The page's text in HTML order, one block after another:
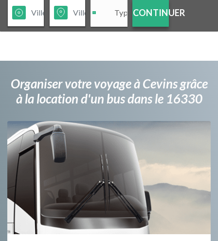
CONTINUER
Organiser votre voyage à Cevins grâce
à la location d'un bus dans le 16330